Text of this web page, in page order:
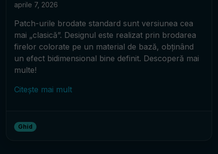
aprile 7, 2026
Patch-urile brodate standard sunt versiunea cea
mai „clasică”. Designul este realizat prin brodarea
firelor colorate pe un material de bază, obținând
un efect bidimensional bine definit. Descoperă mai
multe!
Citește mai mult
Ghid